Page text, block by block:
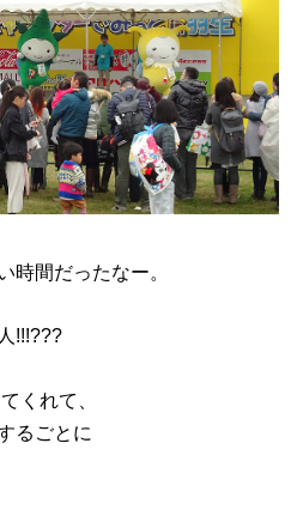
時間だったなー。
!!!???
くれて、
るごとに